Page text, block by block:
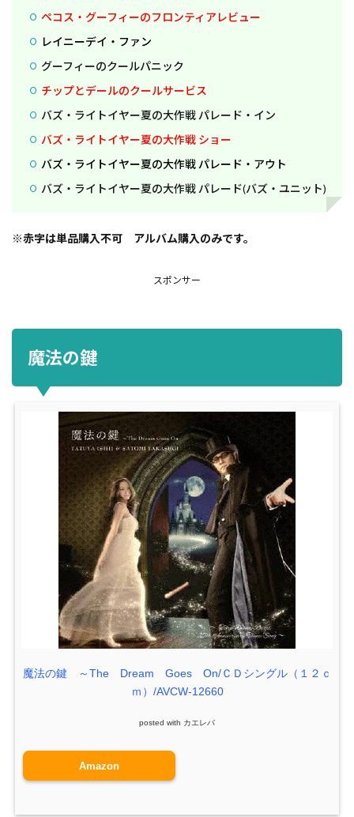
ペコス・グーフィーのフロンティアレビュー
レイニーデイ・ファン
グーフィーのクールパニック
チップとデールのクールサービス
バズ・ライトイヤー夏の大作戦 パレード・イン
バズ・ライトイヤー夏の大作戦 ショー
バズ・ライトイヤー夏の大作戦 パレード・アウト
バズ・ライトイヤー夏の大作戦 パレード(バズ・ユニット)
※赤字は単品購入不可 アルバム購入のみです。
スポンサー
魔法の鍵
魔法の鍵 ～The Dream Goes On/ＣＤシングル（１２ｃ
ｍ）/AVCW-12660
posted with カエレバ
Amazon